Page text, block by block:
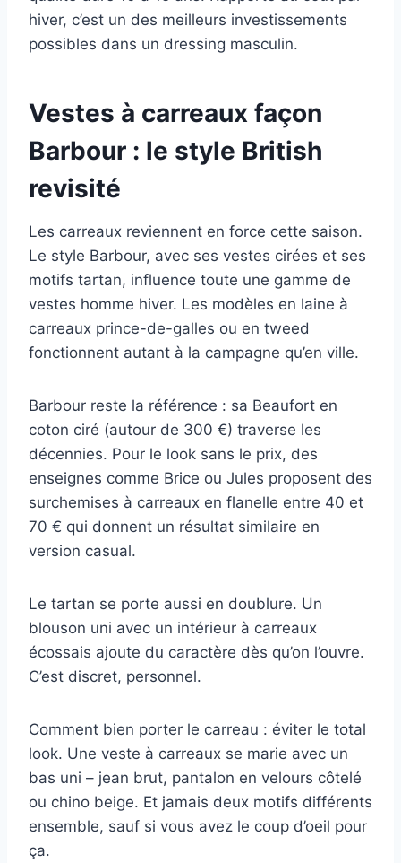
hiver, c’est un des meilleurs investissements
possibles dans un dressing masculin.
Vestes à carreaux façon
Barbour : le style British
revisité
Les carreaux reviennent en force cette saison.
Le style Barbour, avec ses vestes cirées et ses
motifs tartan, influence toute une gamme de
vestes homme hiver. Les modèles en laine à
carreaux prince-de-galles ou en tweed
fonctionnent autant à la campagne qu’en ville.
Barbour reste la référence : sa Beaufort en
coton ciré (autour de 300 €) traverse les
décennies. Pour le look sans le prix, des
enseignes comme Brice ou Jules proposent des
surchemises à carreaux en flanelle entre 40 et
70 € qui donnent un résultat similaire en
version casual.
Le tartan se porte aussi en doublure. Un
blouson uni avec un intérieur à carreaux
écossais ajoute du caractère dès qu’on l’ouvre.
C’est discret, personnel.
Comment bien porter le carreau : éviter le total
look. Une veste à carreaux se marie avec un
bas uni – jean brut, pantalon en velours côtelé
ou chino beige. Et jamais deux motifs différents
ensemble, sauf si vous avez le coup d’oeil pour
ça.